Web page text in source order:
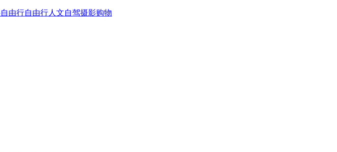
由行自由行人文自驾摄影购物